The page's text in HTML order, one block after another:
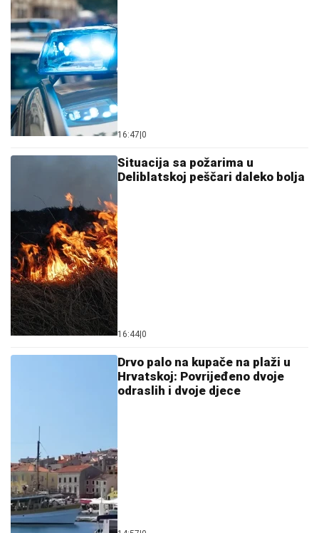
16:47|0
Situacija sa požarima u
Deliblatskoj peščari daleko bolja
16:44|0
Drvo palo na kupače na plaži u
Hrvatskoj: Povrijeđeno dvoje
odraslih i dvoje djece